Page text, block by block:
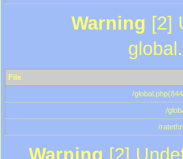
Warning [2]
File
/
/
/
Warning [2]